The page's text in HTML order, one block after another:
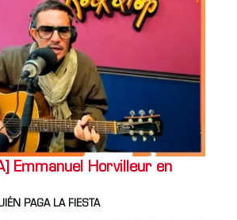
Emmanuel Horvilleur en
PAGA LA FIESTA